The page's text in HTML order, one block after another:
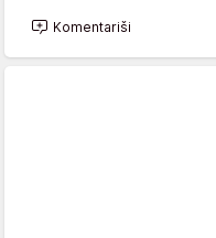
Komentariši